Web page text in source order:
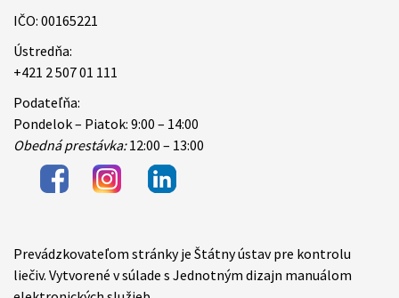
IČO: 00165221
Ústredňa:
+421 2 507 01 111
Podateľňa:
Pondelok – Piatok: 9:00 – 14:00
Obedná prestávka:12:00 – 13:00
Items
Prevádzkovateľom stránky je Štátny ústav pre kontrolu
liečiv. Vytvorené v súlade s Jednotným dizajn manuálom